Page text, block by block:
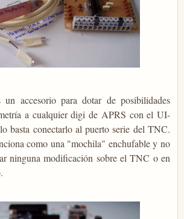
accesorio para dotar de posibilidades
a cualquier digi de APRS con el UI-
basta conectarlo al puerto serie del TNC.
como una "mochila" enchufable y no
ninguna modificación sobre el TNC o en